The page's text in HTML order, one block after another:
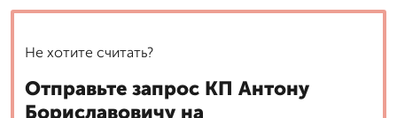
Не хотите считать?
Отправьте запрос КП Антону
Бориславовичу на